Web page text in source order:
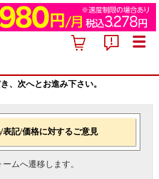
、次へとお進み下さい。
表記/価格に対するご意見
ームへ遷移します。